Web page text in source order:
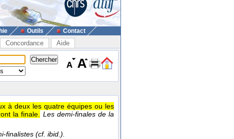
Outils Contact
Concordance Aide
à deux les quatre équipes ou les
la finale. Les demi-finales de la
finalistes (cf. ibid.).